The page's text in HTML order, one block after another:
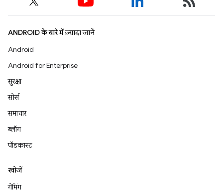
ANDROID के बारे में ज़्यादा जानें
Android
Android for Enterprise
सुरक्षा
सोर्स
समाचार
ब्लॉग
पॉडकास्ट
खोजें
गेमिंग